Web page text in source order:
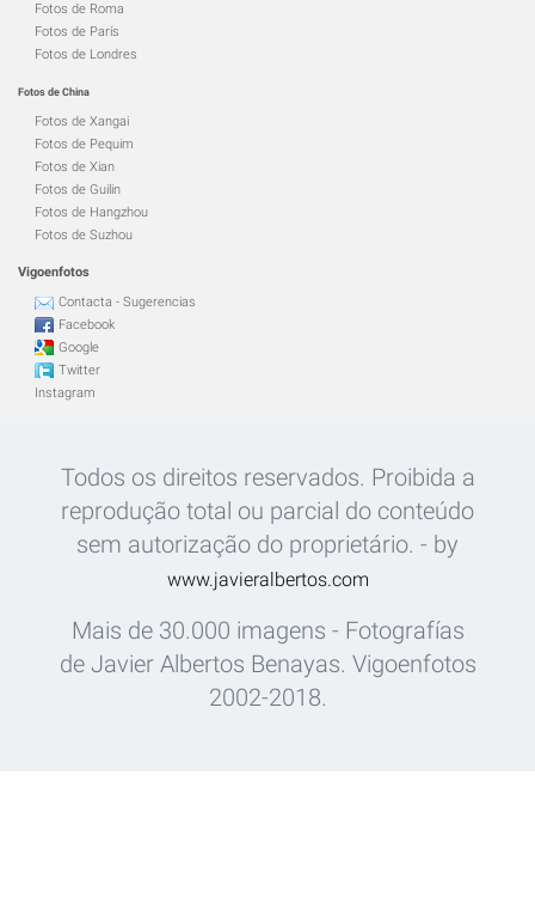
Fotos de Roma
Fotos de París
Fotos de Londres
Fotos de China
Fotos de Xangai
Fotos de Pequim
Fotos de Xian
Fotos de Guilin
Fotos de Hangzhou
Fotos de Suzhou
Vigoenfotos
Contacta - Sugerencias
Facebook
Google
Twitter
Instagram
Todos os direitos reservados. Proibida a
reprodução total ou parcial do conteúdo
sem autorização do proprietário. - by
www.javieralbertos.com
Mais de 30.000 imagens - Fotografías
de Javier Albertos Benayas. Vigoenfotos
2002-2018.